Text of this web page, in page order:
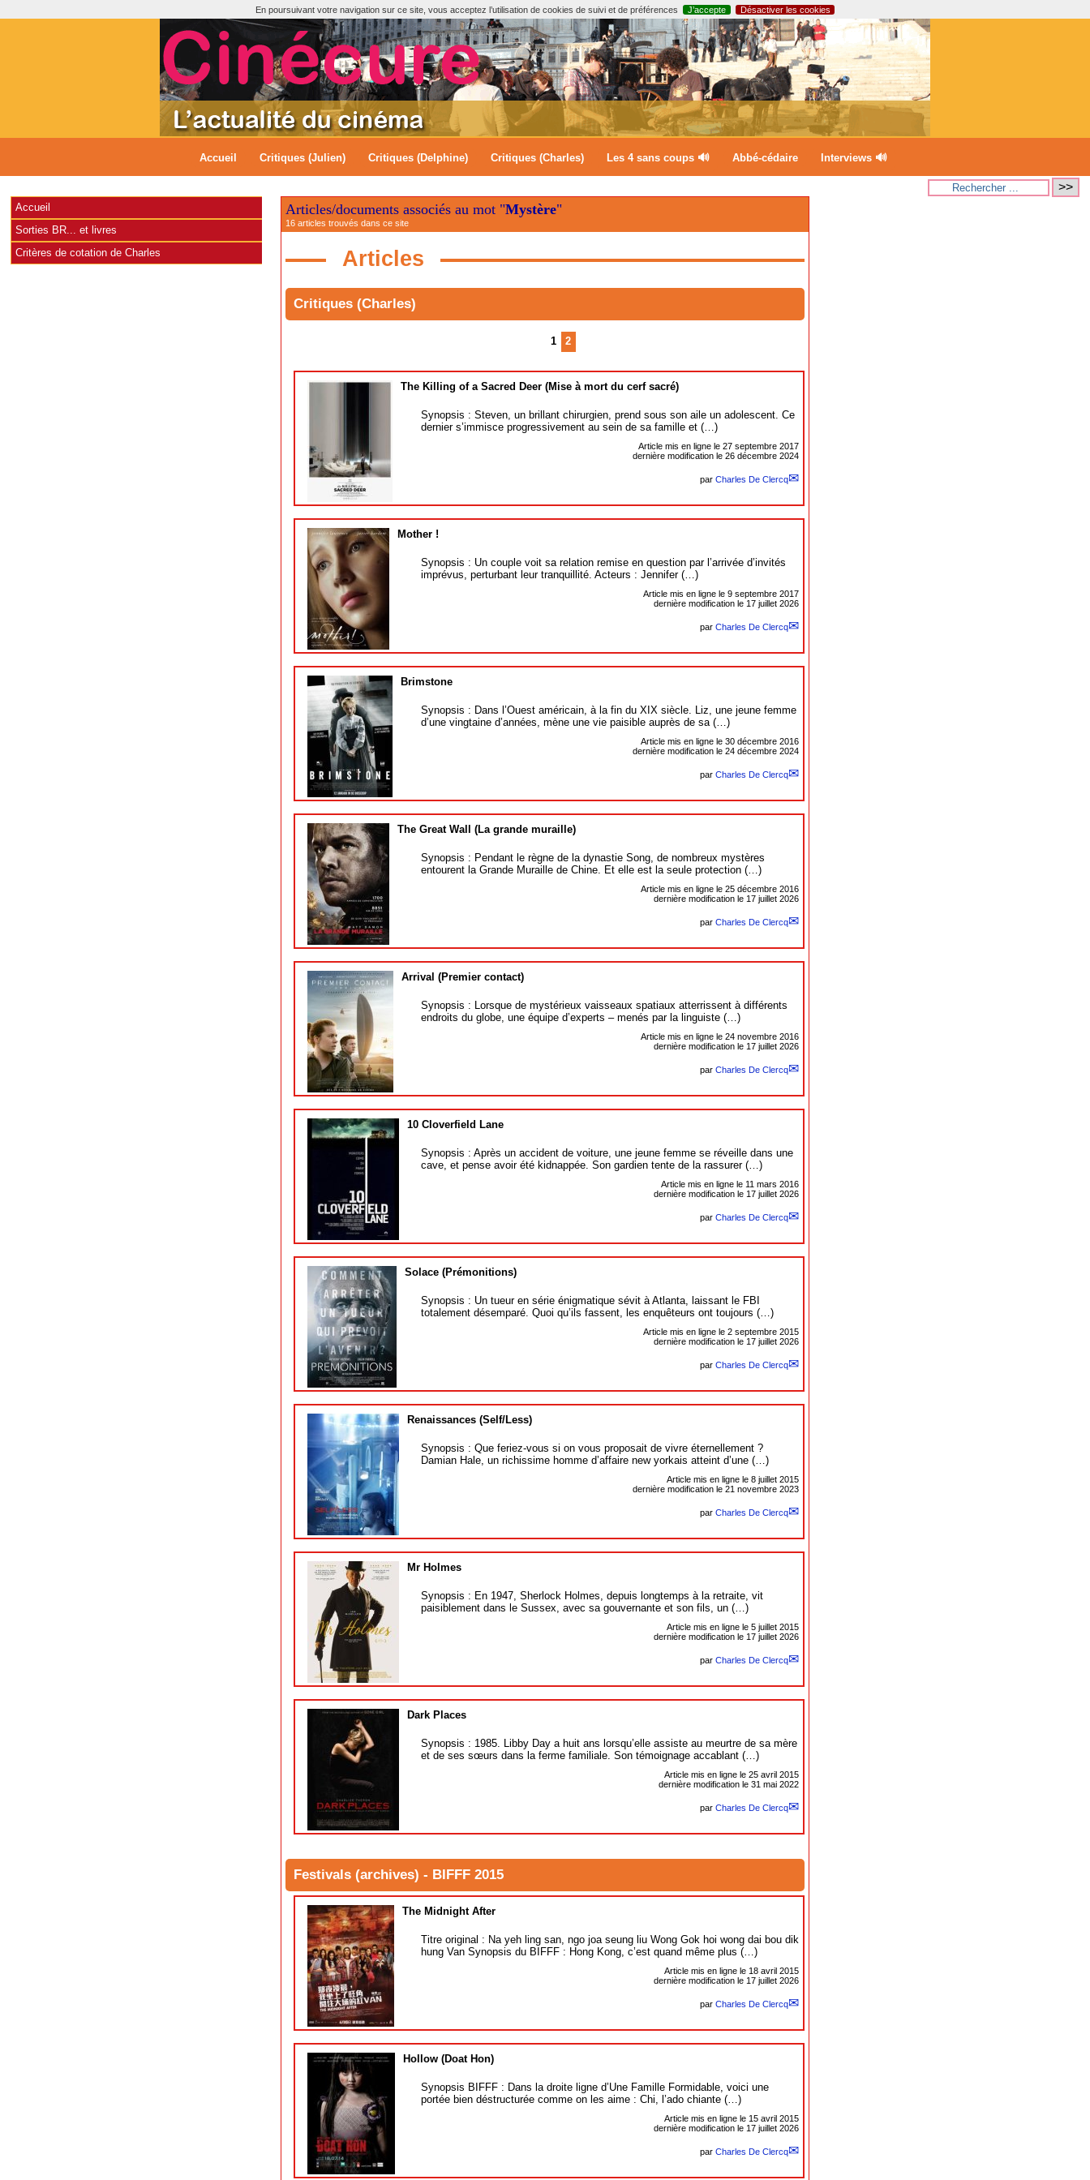
En poursuivant votre navigation sur ce site, vous acceptez l’utilisation de cookies de suivi et de préférences J’accepte Désactiver les cookies
Accueil Critiques (Julien) Critiques (Delphine) Critiques (Charles) Les 4 sans coups 🔊 Abbé-cédaire Interviews 🔊
Articles/documents associés au mot "Mystère"
16 articles trouvés dans ce site
Articles
Critiques (Charles)
1 2
The Killing of a Sacred Deer (Mise à mort du cerf sacré)
Synopsis : Steven, un brillant chirurgien, prend sous son aile un adolescent. Ce
dernier s’immisce progressivement au sein de sa famille et (…)
Article mis en ligne le 27 septembre 2017
dernière modification le 26 décembre 2024
par Charles De Clercq
Mother !
Synopsis : Un couple voit sa relation remise en question par l’arrivée d’invités
imprévus, perturbant leur tranquillité. Acteurs : Jennifer (…)
Article mis en ligne le 9 septembre 2017
dernière modification le 17 juillet 2026
par Charles De Clercq
Brimstone
Synopsis : Dans l’Ouest américain, à la fin du XIX siècle. Liz, une jeune femme
d’une vingtaine d’années, mène une vie paisible auprès de sa (…)
Article mis en ligne le 30 décembre 2016
dernière modification le 24 décembre 2024
par Charles De Clercq
The Great Wall (La grande muraille)
Synopsis : Pendant le règne de la dynastie Song, de nombreux mystères
entourent la Grande Muraille de Chine. Et elle est la seule protection (…)
Article mis en ligne le 25 décembre 2016
dernière modification le 17 juillet 2026
par Charles De Clercq
Arrival (Premier contact)
Synopsis : Lorsque de mystérieux vaisseaux spatiaux atterrissent à différents
endroits du globe, une équipe d’experts – menés par la linguiste (…)
Article mis en ligne le 24 novembre 2016
dernière modification le 17 juillet 2026
par Charles De Clercq
10 Cloverfield Lane
Synopsis : Après un accident de voiture, une jeune femme se réveille dans une
cave, et pense avoir été kidnappée. Son gardien tente de la rassurer (…)
Article mis en ligne le 11 mars 2016
dernière modification le 17 juillet 2026
par Charles De Clercq
Solace (Prémonitions)
Synopsis : Un tueur en série énigmatique sévit à Atlanta, laissant le FBI
totalement désemparé. Quoi qu’ils fassent, les enquêteurs ont toujours (…)
Article mis en ligne le 2 septembre 2015
dernière modification le 17 juillet 2026
par Charles De Clercq
Renaissances (Self/Less)
Synopsis : Que feriez-vous si on vous proposait de vivre éternellement ?
Damian Hale, un richissime homme d’affaire new yorkais atteint d’une (…)
Article mis en ligne le 8 juillet 2015
dernière modification le 21 novembre 2023
par Charles De Clercq
Mr Holmes
Synopsis : En 1947, Sherlock Holmes, depuis longtemps à la retraite, vit
paisiblement dans le Sussex, avec sa gouvernante et son fils, un (…)
Article mis en ligne le 5 juillet 2015
dernière modification le 17 juillet 2026
par Charles De Clercq
Dark Places
Synopsis : 1985. Libby Day a huit ans lorsqu’elle assiste au meurtre de sa mère
et de ses sœurs dans la ferme familiale. Son témoignage accablant (…)
Article mis en ligne le 25 avril 2015
dernière modification le 31 mai 2022
par Charles De Clercq
Festivals (archives) - BIFFF 2015
The Midnight After
Titre original : Na yeh ling san, ngo joa seung liu Wong Gok hoi wong dai bou dik
hung Van Synopsis du BIFFF : Hong Kong, c’est quand même plus (…)
Article mis en ligne le 18 avril 2015
dernière modification le 17 juillet 2026
par Charles De Clercq
Hollow (Doat Hon)
Synopsis BIFFF : Dans la droite ligne d’Une Famille Formidable, voici une
portée bien déstructurée comme on les aime : Chi, l’ado chiante (…)
Article mis en ligne le 15 avril 2015
dernière modification le 17 juillet 2026
par Charles De Clercq
Accueil
Sorties BR... et livres
Critères de cotation de Charles